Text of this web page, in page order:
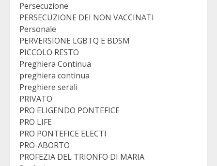
Persecuzione
PERSECUZIONE DEI NON VACCINATI
Personale
PERVERSIONE LGBTQ E BDSM
PICCOLO RESTO
Preghiera Continua
preghiera continua
Preghiere serali
PRIVATO
PRO ELIGENDO PONTEFICE
PRO LIFE
PRO PONTEFICE ELECTI
PRO-ABORTO
PROFEZIA DEL TRIONFO DI MARIA